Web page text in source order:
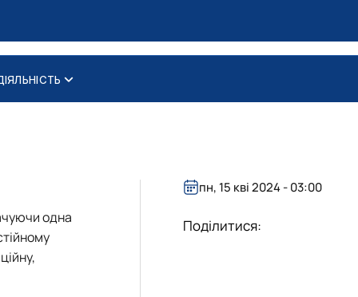
діяльності"
075 «МАРКЕТИНГ» ІРП…
«ТОРГІВЛЯ, ПІДПРИЄМНИЦТВО ТА Л…
кваліфікаційної р…
одна
пн, 15 кві 2024 - 03:00
Поділитися: